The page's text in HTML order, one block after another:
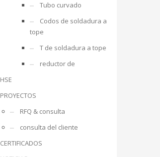
Tubo curvado
Codos de soldadura a
tope
T de soldadura a tope
reductor de
HSE
PROYECTOS
RFQ & consulta
consulta del cliente
CERTIFICADOS